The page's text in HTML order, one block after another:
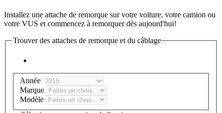
Installez une attache de remorque sur votre voiture, votre camion ou
votre VUS et commencez à remorquer dès aujourd'hui!
Trouver des attaches de remorque et du câblage
Année
Marque
Modèle